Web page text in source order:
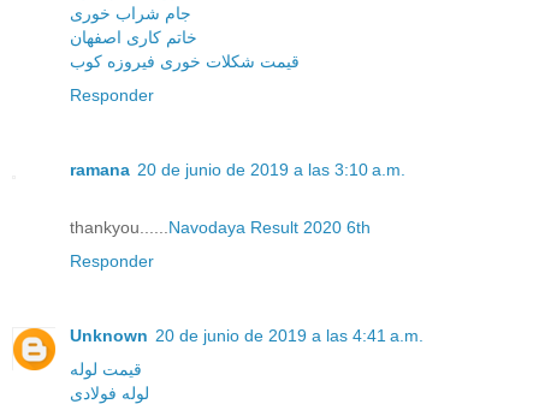
جام شراب خوری
خاتم کاری اصفهان
قیمت شکلات خوری فیروزه کوب
Responder
ramana 20 de junio de 2019 a las 3:10 a.m.
thankyou...... Navodaya Result 2020 6th
Responder
Unknown 20 de junio de 2019 a las 4:41 a.m.
قیمت لوله
لوله فولادی